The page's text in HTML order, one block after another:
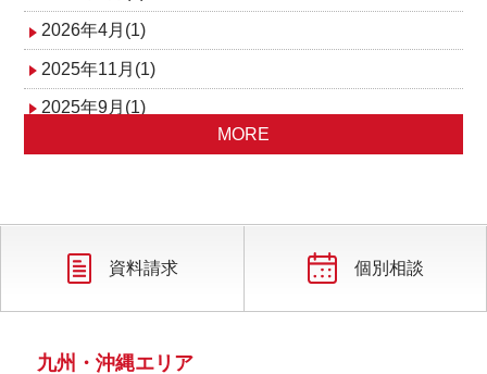
2026年4月(1)
2025年11月(1)
2025年9月(1)
2025年2月(2)
2024年11月(1)
MORE
資料請求 個別相談
九州・沖縄エリア